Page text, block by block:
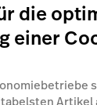
die
einer
Artikel